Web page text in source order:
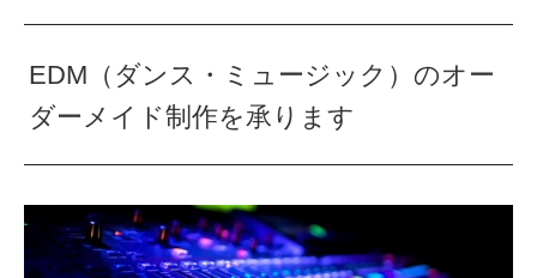
EDM（ダンス・ミュージック）のオー
ダーメイド制作を承ります